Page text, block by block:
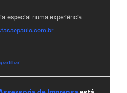
especial numa experiência